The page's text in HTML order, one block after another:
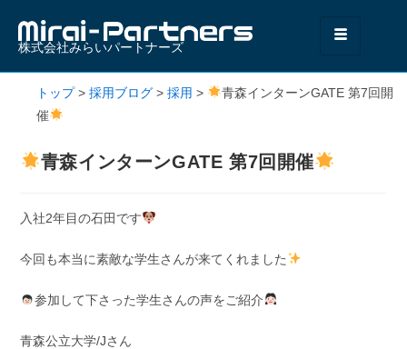
株式会社みらいパートナーズ
トップ> 採用ブログ > 採用 >
青森インターンGATE 第7回開
催
青森インターンGATE 第7回開催
入社2年目の石田です
今回も本当に素敵な学生さんが来てくれました
参加して下さった学生さんの声をご紹介
青森公立大学/Jさん